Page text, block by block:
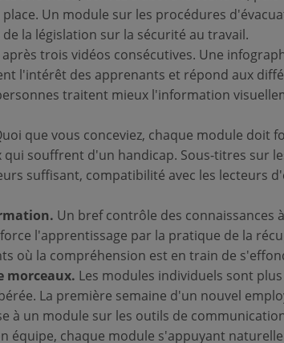
Un module sur les procédures
la législation sur la sécurité au travail.
après trois vidéos consécutives. Une
l'intérêt des apprenants et répond aux
traitent mieux l'information
que vous conceviez, chaque module doit
souffrent d'un handicap. Sous-titres sur
suffisant, compatibilité avec les lecteurs
Un bref contrôle des connaissances
l'apprentissage par la pratique de la
où la compréhension est en train de
morceaux. Les modules individuels sont
La première semaine d'un nouvel
à un module sur les outils de
équipe, chaque module s'appuyant